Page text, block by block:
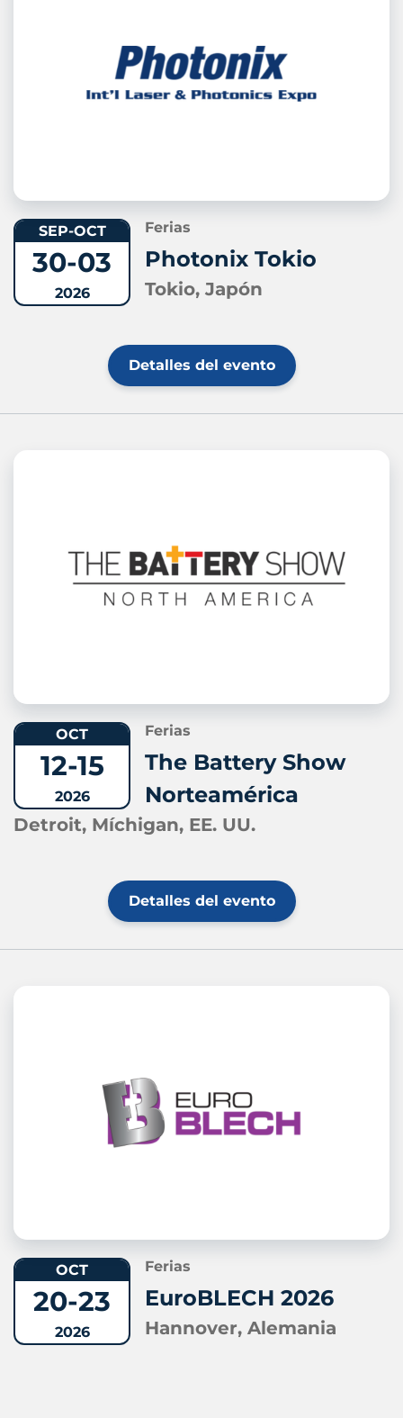
SEP-OCT
30-03
2026
Ferias
Photonix Tokio
Tokio, Japón
Detalles del evento
OCT
12-15
2026
Ferias
The Battery Show
Norteamérica
Detroit, Míchigan, EE. UU.
Detalles del evento
OCT
20-23
2026
Ferias
EuroBLECH 2026
Hannover, Alemania